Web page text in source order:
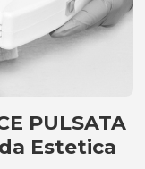
PULSATA
Estetica